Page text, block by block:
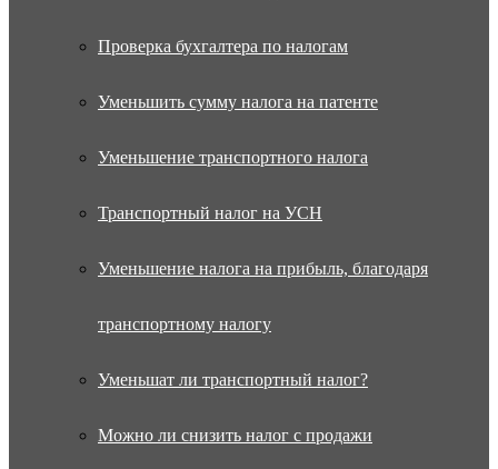
Проверка бухгалтера по налогам
Уменьшить сумму налога на патенте
Уменьшение транспортного налога
Транспортный налог на УСН
Уменьшение налога на прибыль, благодаря
транспортному налогу
Уменьшат ли транспортный налог?
Можно ли снизить налог с продажи